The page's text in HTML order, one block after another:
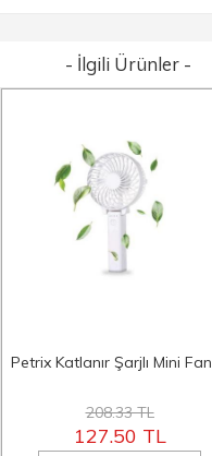
- İlgili Ürünler -
Petrix Katlanır Şarjlı Mini Fan
208.33 TL
127.50 TL